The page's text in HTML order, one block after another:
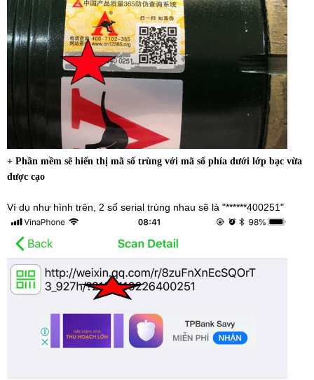
+ Phần mềm sẽ hiển thị mã số trùng với mã số phía dưới lớp bạc vừa
được cạo
Ví dụ như hình trên, 2 số serial trùng nhau sẽ là "******400251"